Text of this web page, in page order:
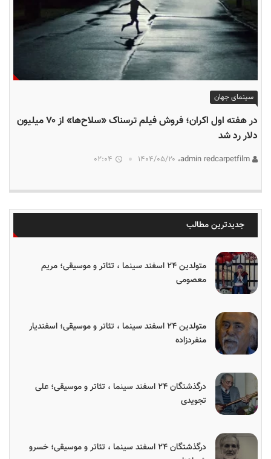
سینمای جهان
در هفته اول اکران؛ فروش فیلم ترسناک «سلاح‌ها» از ۷۰ میلیون
دلار رد شد
۱۴۰۴/۰۵/۲۰ 02:04
جدیدترین مطالب
متولدین ۲۴ اسفند سینما ، تئاتر و موسیقی؛ مریم
معصومی
متولدین ۲۴ اسفند سینما ، تئاتر و موسیقی؛ اسفندیار
منفردزاده
درگذشتگان ۲۴ اسفند سینما ، تئاتر و موسیقی؛ علی
تجویدی
درگذشتگان ۲۴ اسفند سینما ، تئاتر و موسیقی؛ خسرو